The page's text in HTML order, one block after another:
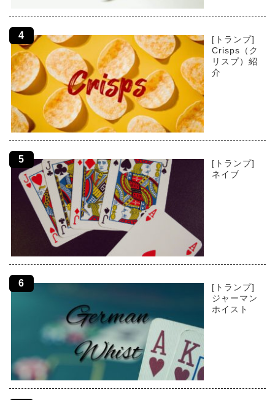
[トランプ]
Crisps（ク
リスプ）紹
介
[トランプ]
ネイブ
[トランプ]
ジャーマン
ホイスト